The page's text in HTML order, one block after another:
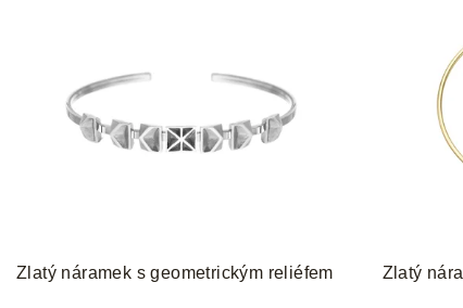
t
Zlatý náramek s geometrickým reliéfem Zlatý